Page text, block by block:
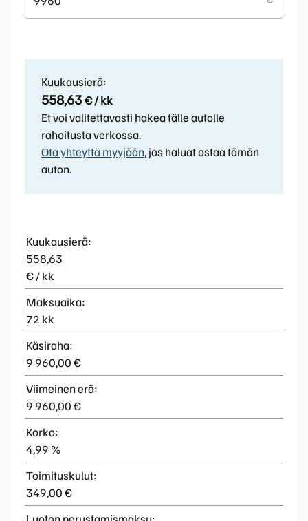
Kuukausierä:
558,63
€ / kk
Maksuaika:
72 kk
Käsiraha:
9 960,00 €
Viimeinen erä:
9 960,00 €
Korko:
4,99 %
Toimituskulut:
349,00 €
Kuukausierä:
558,63€ / kk
Et voi valitettavasti hakea tälle autolle
rahoitusta verkossa.
Ota yhteyttä myyjään, jos haluat ostaa tämän
auton.